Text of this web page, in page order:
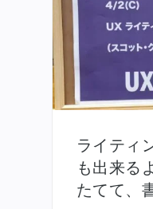
ライティ
も出来る
たてて、